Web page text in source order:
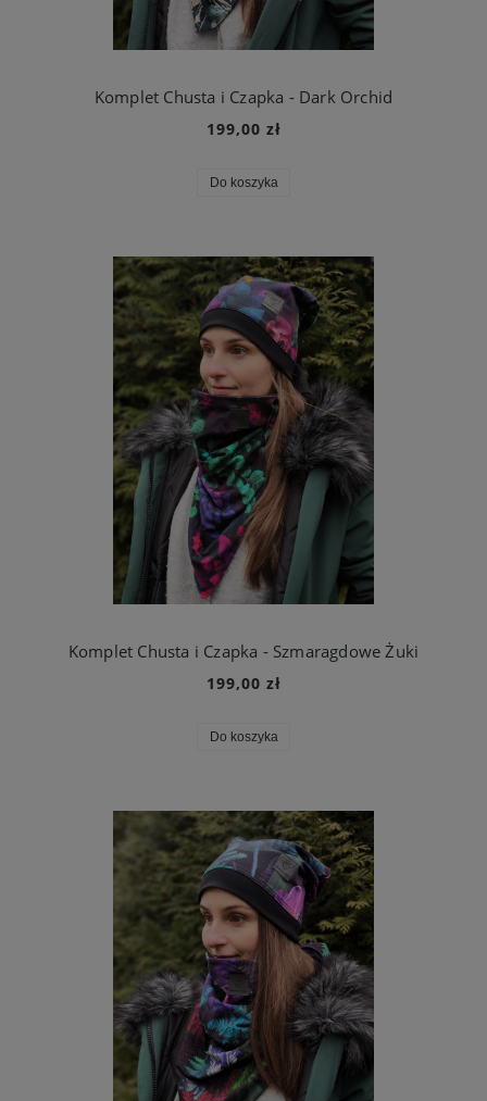
Komplet Chusta i Czapka - Dark Orchid
199,00 zł
Do koszyka
Komplet Chusta i Czapka - Szmaragdowe Żuki
199,00 zł
Do koszyka